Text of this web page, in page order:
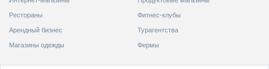
Рестораны
Арендный бизнес
Магазины одежды
Фитнес-клубы
Турагентства
Фермы